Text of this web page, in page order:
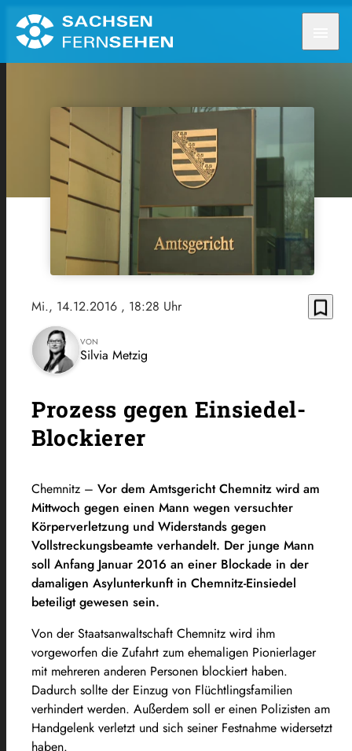
Mi., 14.12.2016 , 18:28 Uhr bookmark_border
VON
Silvia Metzig
Prozess gegen Einsiedel-
Blockierer
Chemnitz – Vor dem Amtsgericht Chemnitz wird am
Mittwoch gegen einen Mann wegen versuchter
Körperverletzung und Widerstands gegen
Vollstreckungsbeamte verhandelt. Der junge Mann
soll Anfang Januar 2016 an einer Blockade in der
damaligen Asylunterkunft in Chemnitz-Einsiedel
beteiligt gewesen sein.
Von der Staatsanwaltschaft Chemnitz wird ihm
vorgeworfen die Zufahrt zum ehemaligen Pionierlager
mit mehreren anderen Personen blockiert haben.
Dadurch sollte der Einzug von Flüchtlingsfamilien
verhindert werden. Außerdem soll er einen Polizisten am
Handgelenk verletzt und sich seiner Festnahme widersetzt
haben.